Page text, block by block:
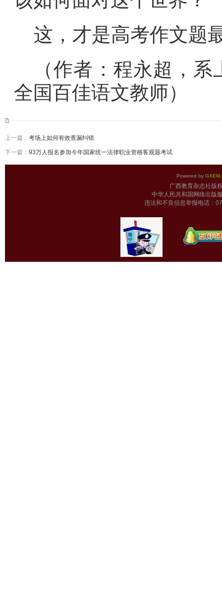
这，才是高考作文题
（作者：程永超，
全国百佳语文教师）
上一篇： 考场上如何有效查漏纠错
下一篇： 93万人报名参加今年国家统一法律职业资格客观题考试
Powered by
广西教育杂志
中华人民共和国网络出版
违法和不良信息举报电话：